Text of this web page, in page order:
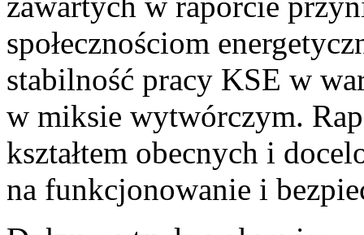
społecznościom
stabilność pracy KSE w
w miksie wytwórczym.
kształtem obecnych i
na funkcjonowanie i